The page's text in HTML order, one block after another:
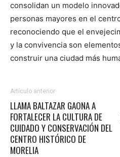
consolidan un modelo
personas mayores en el
reconociendo que el
y la convivencia son
construir una ciudad más
Artículo anterior
LLAMA BALTAZAR GAONA A
FORTALECER LA CULTURA DE
CUIDADO Y CONSERVACIÓN DEL
CENTRO HISTÓRICO DE
MORELIA